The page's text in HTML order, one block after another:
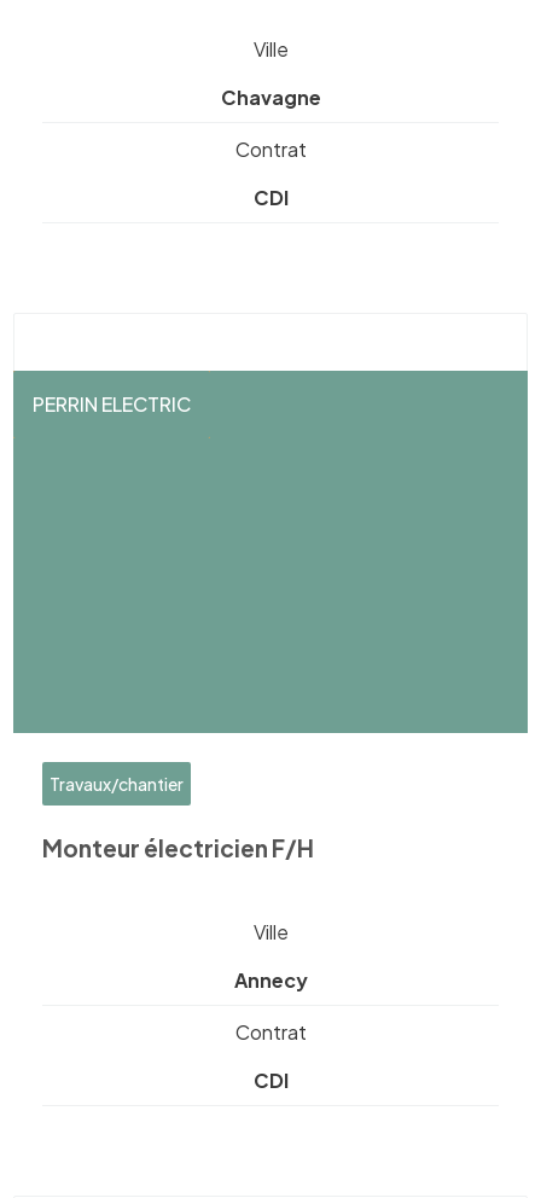
Ville
Chavagne
Contrat
CDI
PERRIN ELECTRIC
Travaux/chantier
Monteur électricien F/H
Ville
Annecy
Contrat
CDI